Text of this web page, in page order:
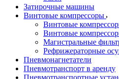
Затирочные машины
Винтовые компрессоры
Винтовые
Винтовые
Магистральные
Рефрижераторные
Пневмонагнетатели
Пневмотранспорт в аренду
Пневмотранспортные